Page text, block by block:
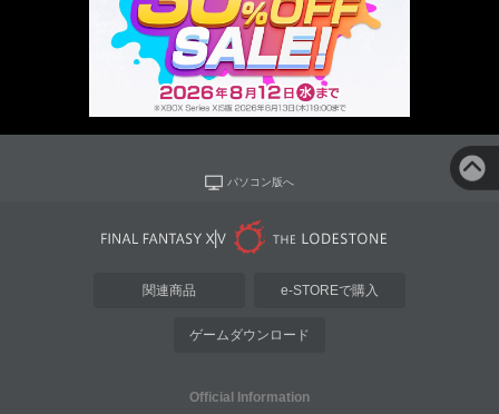
パソコン版へ
関連商品 e-STOREで購入
ゲームダウンロード
Official Information